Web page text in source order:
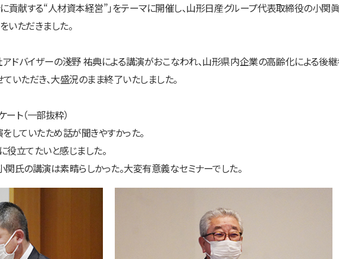
に貢献する“人材資本経営”」をテーマに開催し、山形日産グループ代表取締役の小
ただきました。
アドバイザーの淺野 祐典による講演がおこなわれ、山形県内企業の高齢化による
いただき、大盛況のまま終了いたしました。
ト（一部抜粋）
していたため話が聞きやすかった。
立てたいと感じました。
氏の講演は素晴らしかった。大変有意義なセミナーでした。